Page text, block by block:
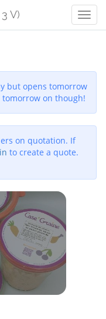
Menu
V)
but opens tomorrow
on though!
on quotation. If
to create a quote.